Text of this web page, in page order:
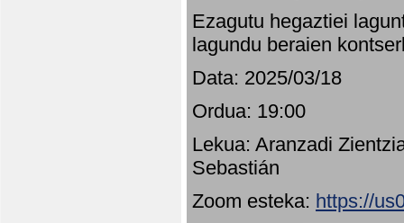
Ezagutu hegaztiei
lagundu beraien
Data: 2025/03/18
Ordua: 19:00
Lekua: Aranzadi
Sebastián
Zoom esteka: https://